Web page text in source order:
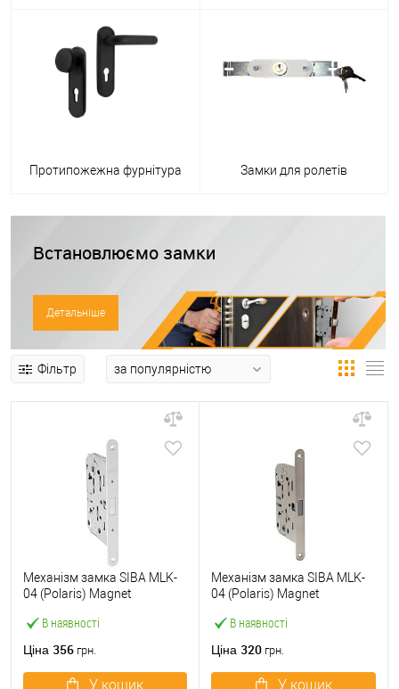
Протипожежна фурнітура Замки для ролетів
Встановлюємо замки
Детальніше
Фільтр
В наявності
Механізм замка SIBA MLK-
04 (Polaris) Magnet
магніт.язичок SN матовий
Ціна 356 грн.
У кошик
В наявності
Механізм замка SIBA MLK-
04 (Polaris) Magnet
магніт.язичок матовий
Ціна 320 грн.
У кошик